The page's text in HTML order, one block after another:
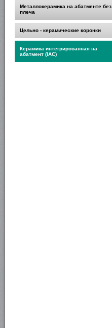
Металлокерамика на абатменте без
плеча
Цельно - керамические коронки
Керамика интегрированная на
абатмент (IAC)